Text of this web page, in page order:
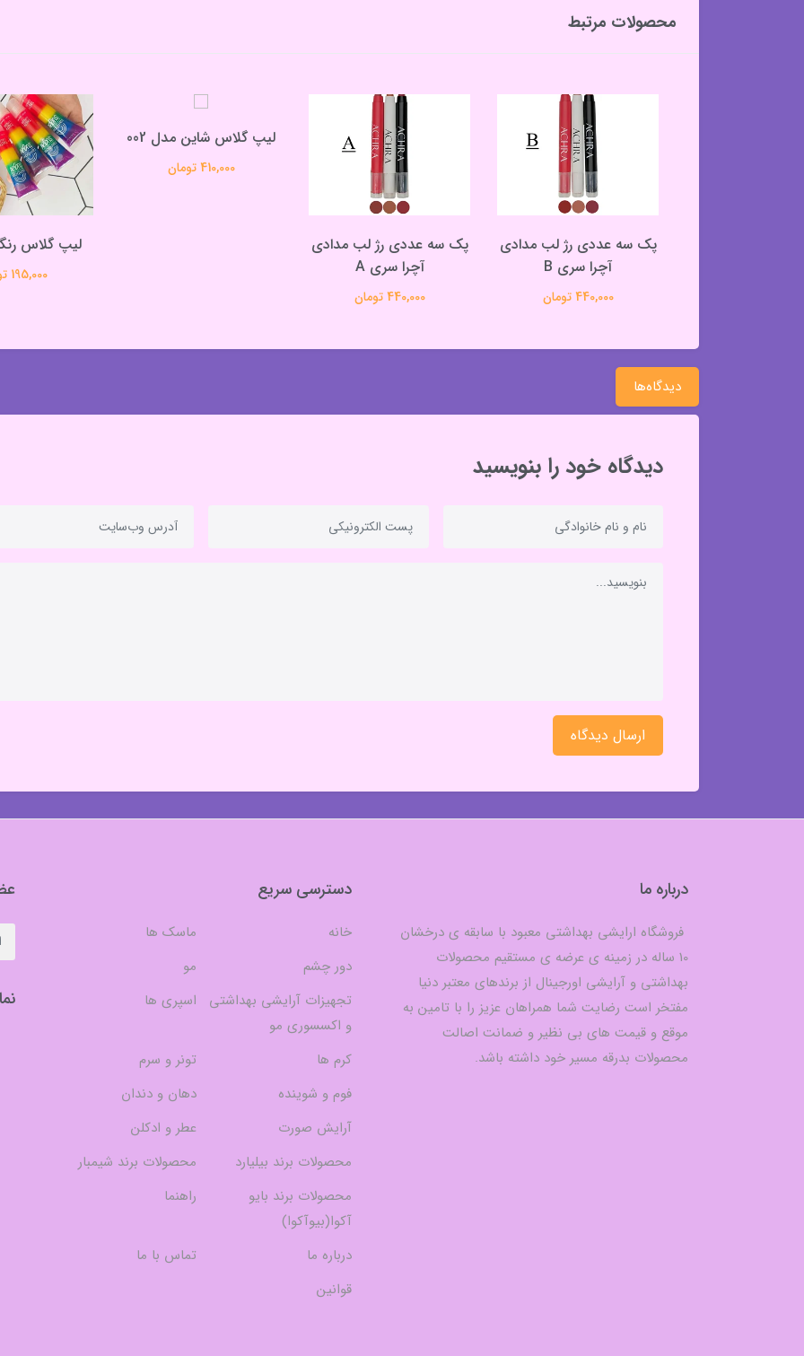
محصولات مرتبط
پک سه عددی رژ لب مدادی
آچرا سری B
440,000 تومان
پک سه عددی رژ لب مدادی
آچرا سری A
440,000 تومان
لیپ گلاس شاین مدل 002
410,000 تومان
لیپ گلاس
195,000 تومان
دیدگاه‌ها
دیدگاه خود را بنویسید
ارسال دیدگاه
درباره ما
فروشگاه ارایشی بهداشتی معبود با سابقه ی درخشان
10 ساله در زمینه ی عرضه ی مستقیم محصولات
بهداشتی و آرایشی اورجینال از برندهای معتبر دنیا
مفتخر است رضایت شما همراهان عزیز را با تامین به
موقع و قیمت های بی نظیر و ضمانت اصالت
محصولات بدرقه مسیر خود داشته باشد.
دسترسی سریع
خانه
ماسک ها
دور چشم
مو
تجهیزات آرایشی بهداشتی
و اکسسوری مو
اسپری ها
کرم ها
تونر و سرم
فوم و شوینده
دهان و دندان
آرایش صورت
عطر و ادکلن
محصولات برند بیلیارد
محصولات برند شیمبار
محصولات برند بایو
آکوا(بیوآکوا)
راهنما
درباره ما
تماس با ما
قوانین